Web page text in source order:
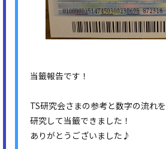
当籤報告です！
TS研究会さまの参考と数字の流れを
研究して当籤できました！
ありがとうございました♪